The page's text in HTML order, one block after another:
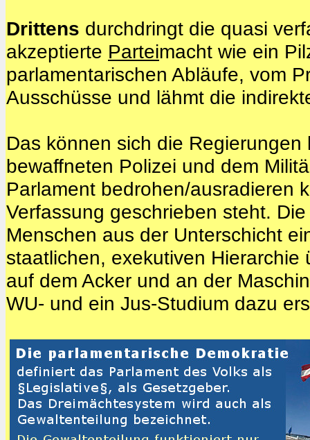
Drittens durchdringt die quasi
akzeptierte Parteimacht wie ein
parlamentarischen Abläufe, vom
Ausschüsse und lähmt die
Das können sich die
bewaffneten Polizei und dem
Parlament bedrohen/ausradieren
Verfassung geschrieben steht.
Menschen aus der Unterschicht
staatlichen, exekutiven
auf dem Acker und an der
WU- und ein Jus-Studium dazu